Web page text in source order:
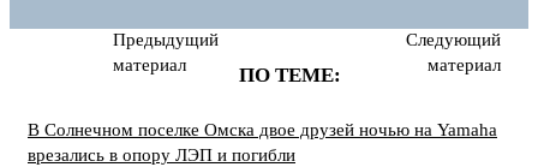
Предыдущий
материал
Следующий
материал
ПО ТЕМЕ:
В Солнечном поселке Омска двое друзей ночью на Yamaha
врезались в опору ЛЭП и погибли